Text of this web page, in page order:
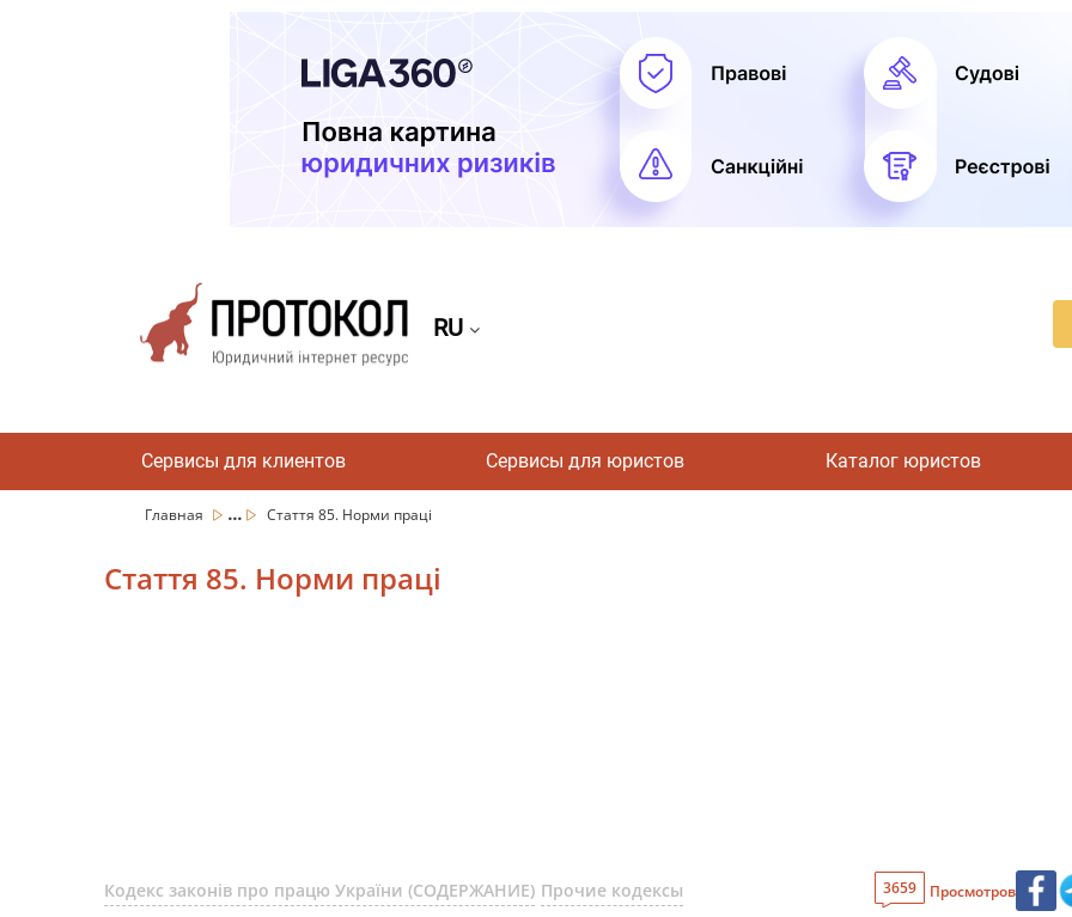
RU
Сервисы для клиентов Сервисы для юристов Каталог юристов
Главная ... Стаття 85. Норми праці
Стаття 85. Норми праці
Кодекс законів про працю України (СОДЕРЖАНИЕ) Прочие кодексы 3659 Просмотров